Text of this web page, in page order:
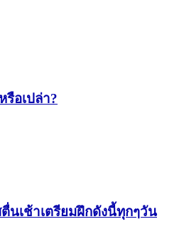
อเปล่า?
นเช้าเตรียมฝึกดังนี้ทุกๆวัน